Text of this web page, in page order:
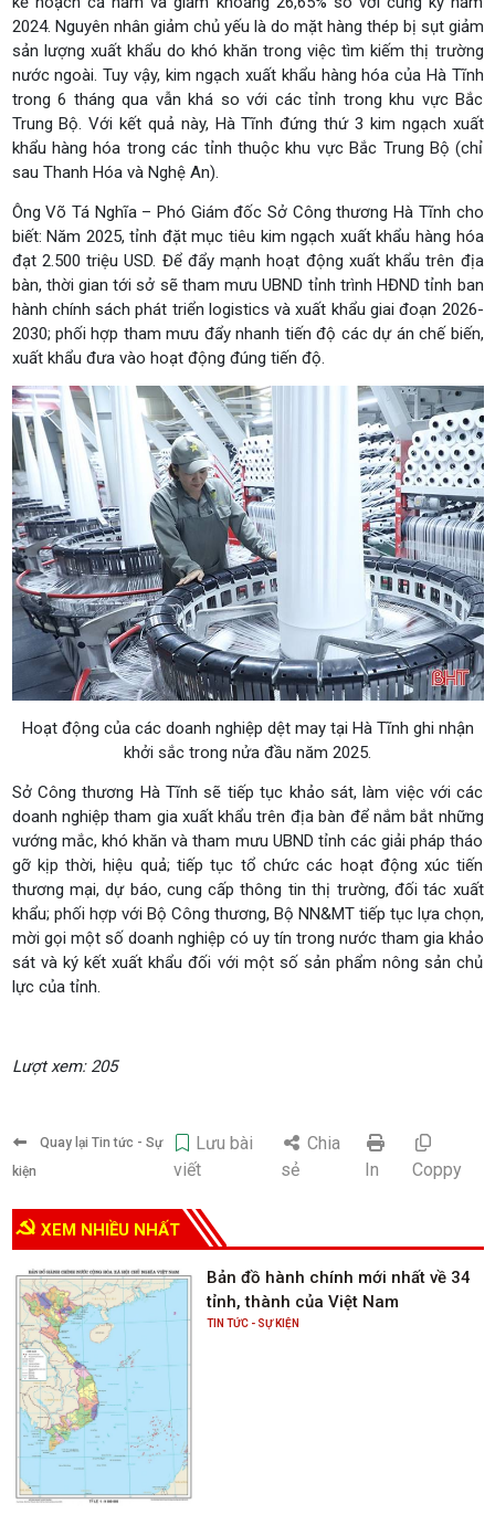
2024. Nguyên nhân giảm chủ yếu là do mặt hàng thép bị sụt giảm
sản lượng xuất khẩu do khó khăn trong việc tìm kiếm thị trường
nước ngoài. Tuy vậy, kim ngạch xuất khẩu hàng hóa của Hà Tĩnh
trong 6 tháng qua vẫn khá so với các tỉnh trong khu vực Bắc
Trung Bộ. Với kết quả này, Hà Tĩnh đứng thứ 3 kim ngạch xuất
khẩu hàng hóa trong các tỉnh thuộc khu vực Bắc Trung Bộ (chỉ
sau Thanh Hóa và Nghệ An).
Ông Võ Tá Nghĩa – Phó Giám đốc Sở Công thương Hà Tĩnh cho
biết: Năm 2025, tỉnh đặt mục tiêu kim ngạch xuất khẩu hàng hóa
đạt 2.500 triệu USD. Để đẩy mạnh hoạt động xuất khẩu trên địa
bàn, thời gian tới sở sẽ tham mưu UBND tỉnh trình HĐND tỉnh ban
hành chính sách phát triển logistics và xuất khẩu giai đoạn 2026-
2030; phối hợp tham mưu đẩy nhanh tiến độ các dự án chế biến,
xuất khẩu đưa vào hoạt động đúng tiến độ.
Hoạt động của các doanh nghiệp dệt may tại Hà Tĩnh ghi nhận
khởi sắc trong nửa đầu năm 2025.
Sở Công thương Hà Tĩnh sẽ tiếp tục khảo sát, làm việc với các
doanh nghiệp tham gia xuất khẩu trên địa bàn để nắm bắt những
vướng mắc, khó khăn và tham mưu UBND tỉnh các giải pháp tháo
gỡ kịp thời, hiệu quả; tiếp tục tổ chức các hoạt động xúc tiến
thương mại, dự báo, cung cấp thông tin thị trường, đối tác xuất
khẩu; phối hợp với Bộ Công thương, Bộ NN&MT tiếp tục lựa chọn,
mời gọi một số doanh nghiệp có uy tín trong nước tham gia khảo
sát và ký kết xuất khẩu đối với một số sản phẩm nông sản chủ
lực của tỉnh.
Lượt xem: 205
Quay lại Tin tức - Sự
kiện
Lưu bài
viết
Chia
sẻ
In Coppy
XEM NHIỀU NHẤT
Bản đồ hành chính mới nhất về 34
tỉnh, thành của Việt Nam
TIN TỨC - SỰ KIỆN